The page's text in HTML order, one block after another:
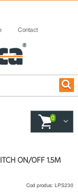
Contact
0
ON/OFF 1.5M
Cod produs: LPS230